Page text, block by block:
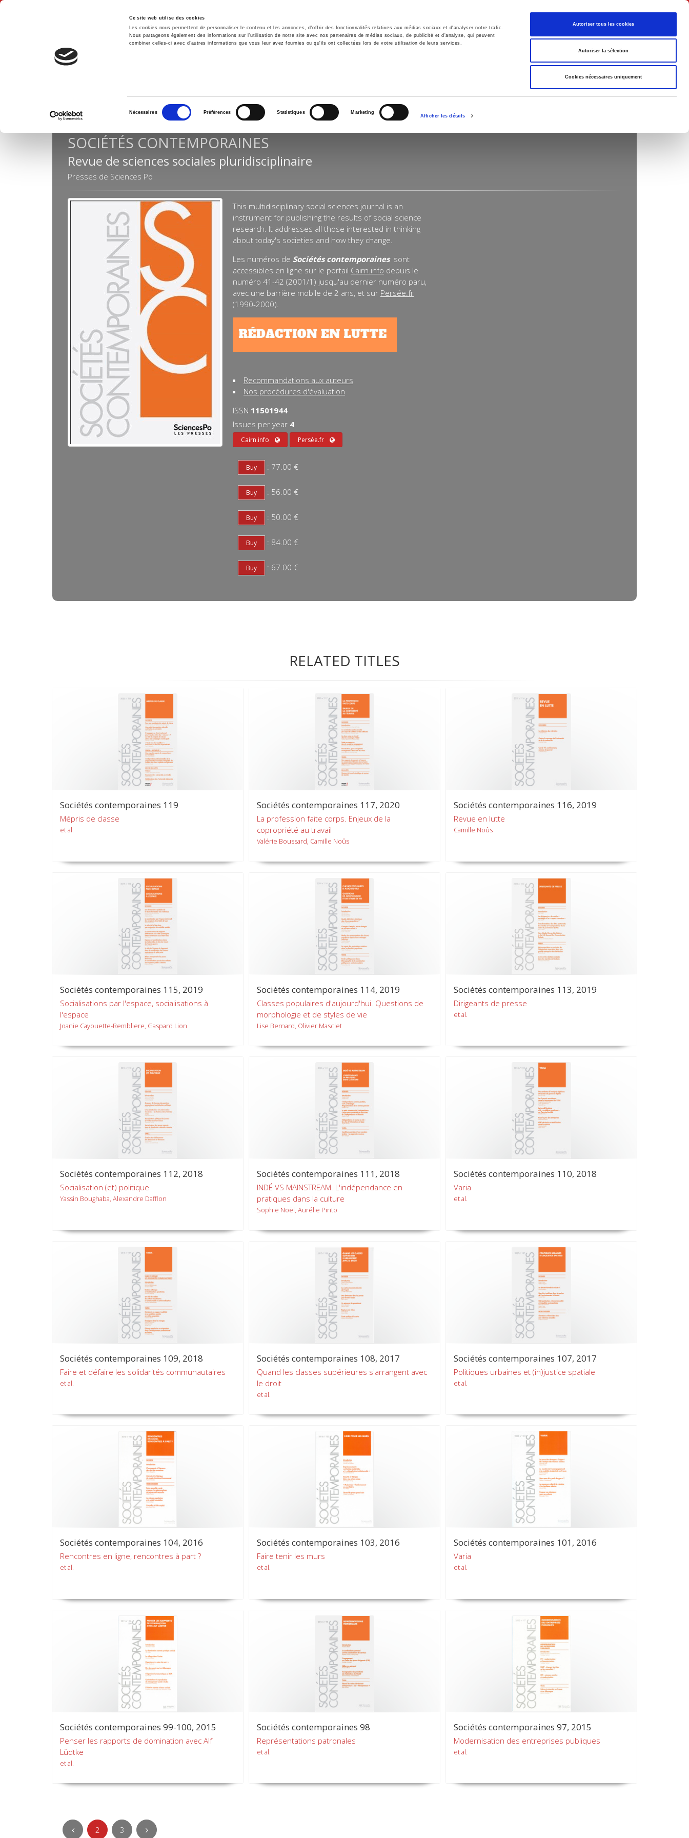
Ce site web utilise des cookies
Les cookies nous permettent de personnaliser le contenu et les annonces, d'offrir des fonctionnalités relatives aux médias sociaux et d'analyser notre trafic.
Nous partageons également des informations sur l'utilisation de notre site avec nos partenaires de médias sociaux, de publicité et d'analyse, qui peuvent
combiner celles-ci avec d'autres informations que vous leur avez fournies ou qu'ils ont collectées lors de votre utilisation de leurs services.
consentement
Nécessaires Préférences Statistiques Marketing
Afficher les détails
Autoriser tous les cookies
Autoriser la sélection
Cookies nécessaires uniquement
English
Home Environment History International Politics
SOCIÉTÉS CONTEMPORAINES
Revue de sciences sociales pluridisciplinaire
Presses de Sciences Po
This multidisciplinary social sciences journal is an
instrument for publishing the results of social science
research. It addresses all those interested in thinking
about today's societies and how they change.
Les numéros de Sociétés contemporaines sont
accessibles en ligne sur le portail Cairn.info depuis le
numéro 41-42 (2001/1) jusqu'au dernier numéro paru,
avec une barrière mobile de 2 ans, et sur Persée.fr
(1990-2000).
Recommandations aux auteurs
Nos procédures d'évaluation
ISSN 11501944
Issues per year 4
Cairn.info Persée.fr
: 77.00 €
: 56.00 €
: 50.00 €
: 84.00 €
: 67.00 €
RELATED TITLES
Sociétés contemporaines 119
Mépris de classe
et al.
Sociétés contemporaines 117, 2020
La profession faite corps. Enjeux de la
copropriété au travail
Valérie Boussard, Camille Noûs
Sociétés contemporaines 116, 2019
Revue en lutte
Camille Noûs
Sociétés contemporaines 115, 2019
Socialisations par l'espace, socialisations à
l'espace
Joanie Cayouette-Rembliere, Gaspard Lion
Sociétés contemporaines 114, 2019
Classes populaires d'aujourd'hui. Questions de
morphologie et de styles de vie
Lise Bernard, Olivier Masclet
Sociétés contemporaines 113, 2019
Dirigeants de presse
et al.
Sociétés contemporaines 112, 2018
Socialisation (et) politique
Yassin Boughaba, Alexandre Dafflon
Sociétés contemporaines 111, 2018
INDÉ VS MAINSTREAM. L'indépendance en
pratiques dans la culture
Sophie Noël, Aurélie Pinto
Sociétés contemporaines 110, 2018
Varia
et al.
Sociétés contemporaines 109, 2018
Faire et défaire les solidarités communautaires
et al.
Sociétés contemporaines 108, 2017
Quand les classes supérieures s'arrangent avec
le droit
et al.
Sociétés contemporaines 107, 2017
Politiques urbaines et (in)justice spatiale
et al.
Sociétés contemporaines 104, 2016
Rencontres en ligne, rencontres à part ?
et al.
Sociétés contemporaines 103, 2016
Faire tenir les murs
et al.
Sociétés contemporaines 101, 2016
Varia
et al.
Sociétés contemporaines 99-100, 2015
Penser les rapports de domination avec Alf
Lüdtke
et al.
Sociétés contemporaines 98
Représentations patronales
et al.
Sociétés contemporaines 97, 2015
Modernisation des entreprises publiques
et al.
2 3